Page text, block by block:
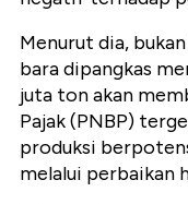
Menurut dia,
bara dipangkas
juta ton akan
Pajak (PNBP)
produksi
melalui perbaikan